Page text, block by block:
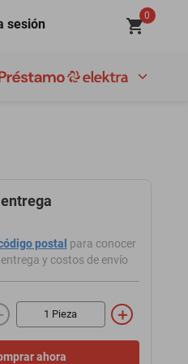
sesión
0
postal para conocer
y costos de envío
＋
ahora